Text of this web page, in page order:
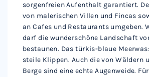
sorgenfreien Aufenthalt garantiert.
von malerischen Villen und Fincas
an Cafes und Restaurants umgeben.
darf die wunderschöne Landschaft
bestaunen. Das türkis-blaue
steile Klippen. Auch die von Wäldern
Berge sind eine echte Augenweide.